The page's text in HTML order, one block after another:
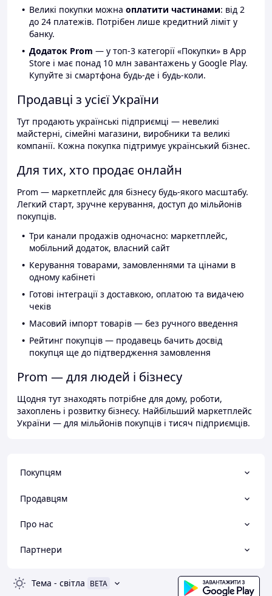
Великі покупки можна оплатити частинами: від 2
до 24 платежів. Потрібен лише кредитний ліміт у
банку.
Додаток Prom — у топ-3 категорії «Покупки» в App
Store і має понад 10 млн завантажень у Google Play.
Купуйте зі смартфона будь-де і будь-коли.
Продавці з усієї України
Тут продають українські підприємці — невеликі
майстерні, сімейні магазини, виробники та великі
компанії. Кожна покупка підтримує український бізнес.
Для тих, хто продає онлайн
Prom — маркетплейс для бізнесу будь-якого масштабу.
Легкий старт, зручне керування, доступ до мільйонів
покупців.
Три канали продажів одночасно: маркетплейс,
мобільний додаток, власний сайт
Керування товарами, замовленнями та цінами в
одному кабінеті
Готові інтеграції з доставкою, оплатою та видачею
чеків
Масовий імпорт товарів — без ручного введення
Рейтинг покупців — продавець бачить досвід
покупця ще до підтвердження замовлення
Prom — для людей і бізнесу
Щодня тут знаходять потрібне для дому, роботи,
захоплень і розвитку бізнесу. Найбільший маркетплейс
України — для мільйонів покупців і тисяч підприємців.
Покупцям
Продавцям
Про нас
Партнери
Тема - світла BETA